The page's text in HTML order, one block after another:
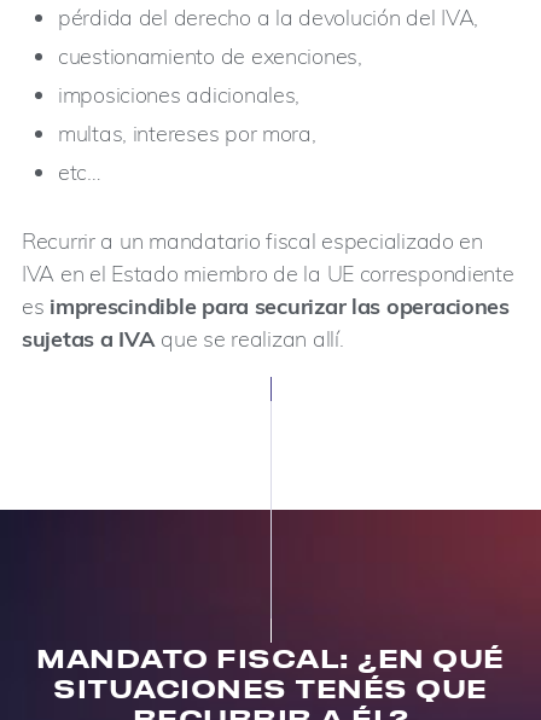
pérdida del derecho a la devolución del IVA,
cuestionamiento de exenciones,
imposiciones adicionales,
multas, intereses por mora,
etc…
Recurrir a un mandatario fiscal especializado en
IVA en el Estado miembro de la UE correspondiente
es imprescindible para securizar las operaciones
sujetas a IVAque se realizan allí.
MANDATO FISCAL: ¿EN QUÉ
SITUACIONES TENÉS QUE